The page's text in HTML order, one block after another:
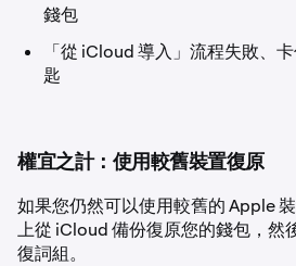
錢包
「從 iCloud 導入」流程失敗、
匙
權宜之計：使用較舊裝置復原
如果您仍然可以使用較舊的 Apple
上從 iCloud 備份復原您的錢包，然
復詞組。